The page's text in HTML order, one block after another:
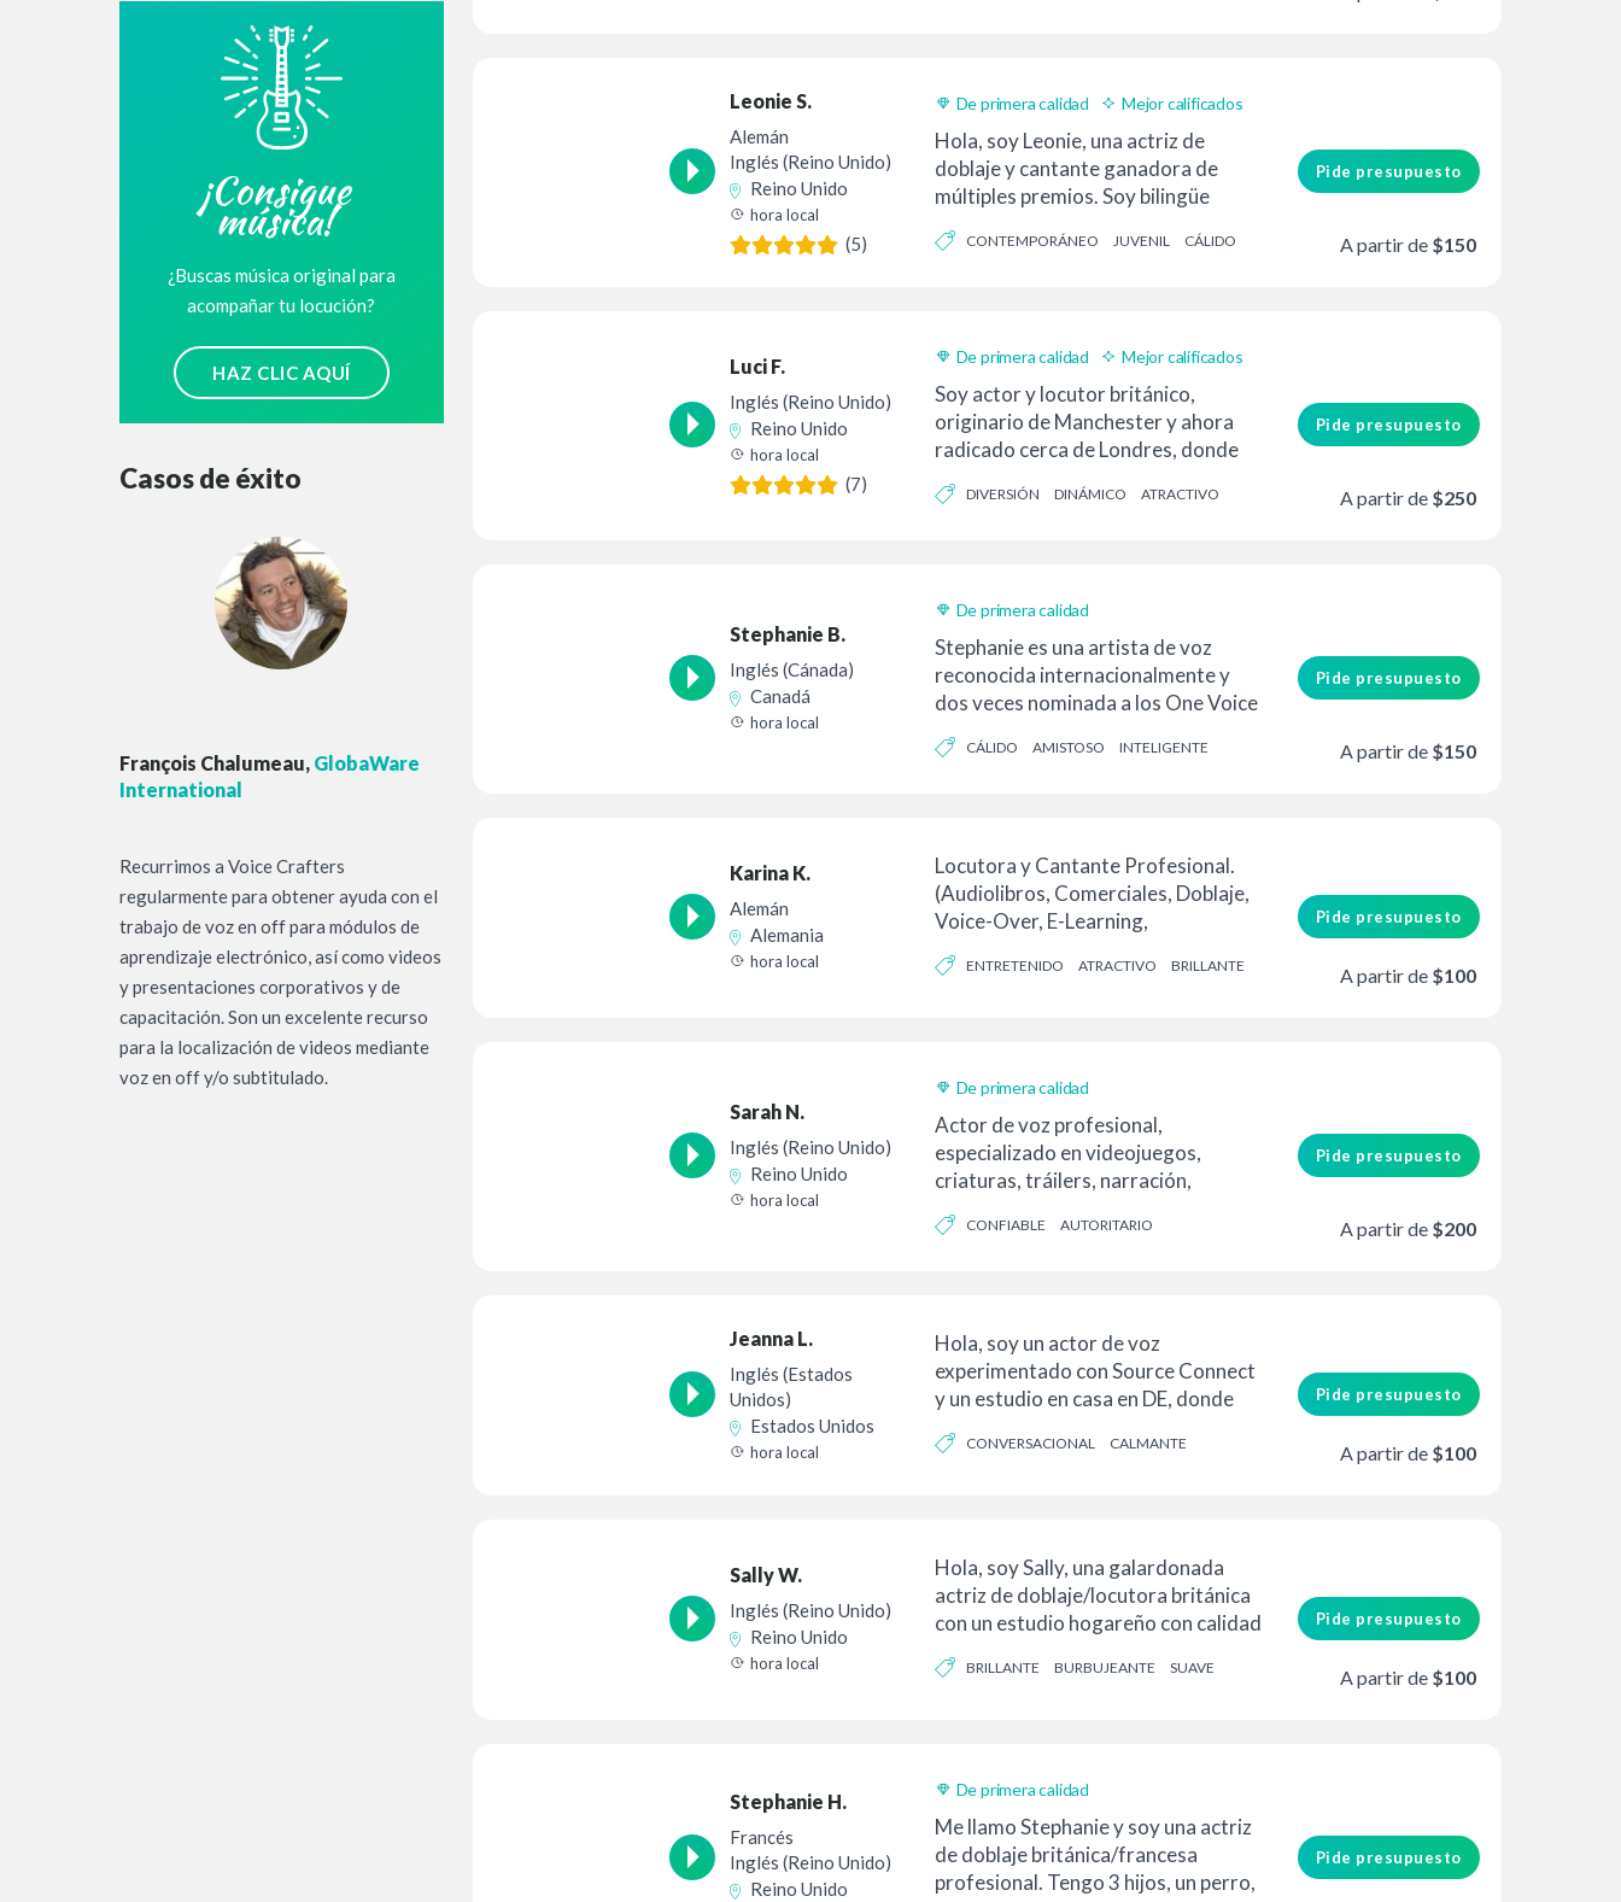
¡Consigue
música!
¿Buscas música original para
acompañar tu locución?
HAZ CLIC AQUÍ
Casos de éxito
François Chalumeau, GlobaWare
International
Recurrimos a Voice Crafters
regularmente para obtener ayuda con el
trabajo de voz en off para módulos de
aprendizaje electrónico, así como videos
y presentaciones corporativos y de
capacitación. Son un excelente recurso
para la localización de videos mediante
voz en off y/o subtitulado.
Leonie S.
Alemán
Inglés (Reino Unido)
Reino Unido
hora local
(5)
De primera calidad Mejor calificados
Hola, soy Leonie, una actriz de
doblaje y cantante ganadora de
múltiples premios. Soy bilingüe
francés...
CONTEMPORÁNEO JUVENIL CÁLIDO
Pide presupuesto
A partir de $150
Luci F.
Inglés (Reino Unido)
Reino Unido
hora local
(7)
De primera calidad Mejor calificados
Soy actor y locutor británico,
originario de Manchester y ahora
radicado cerca de Londres, donde
DIVERSIÓN DINÁMICO ATRACTIVO
Pide presupuesto
A partir de $250
Stephanie B.
Inglés (Cánada)
Canadá
hora local
De primera calidad
Stephanie es una artista de voz
reconocida internacionalmente y
dos veces nominada a los One Voice
CÁLIDO AMISTOSO INTELIGENTE
Pide presupuesto
A partir de $150
Karina K.
Alemán
Alemania
hora local
Locutora y Cantante Profesional.
(Audiolibros, Comerciales, Doblaje,
Voice-Over, E-Learning,
ENTRETENIDO ATRACTIVO BRILLANTE
Pide presupuesto
A partir de $100
Sarah N.
Inglés (Reino Unido)
Reino Unido
hora local
De primera calidad
Actor de voz profesional,
especializado en videojuegos,
criaturas, tráilers, narración,
CONFIABLE AUTORITARIO
Pide presupuesto
A partir de $200
Jeanna L.
Inglés (Estados
Unidos)
Estados Unidos
hora local
Hola, soy un actor de voz
experimentado con Source Connect
y un estudio en casa en DE, donde
CONVERSACIONAL CALMANTE
Pide presupuesto
A partir de $100
Sally W.
Inglés (Reino Unido)
Reino Unido
hora local
Hola, soy Sally, una galardonada
actriz de doblaje/locutora británica
con un estudio hogareño con calidad
BRILLANTE BURBUJEANTE SUAVE
Pide presupuesto
A partir de $100
Stephanie H.
Francés
Inglés (Reino Unido)
Reino Unido
De primera calidad
Me llamo Stephanie y soy una actriz
de doblaje británica/francesa
profesional. Tengo 3 hijos, un perro,
Pide presupuesto